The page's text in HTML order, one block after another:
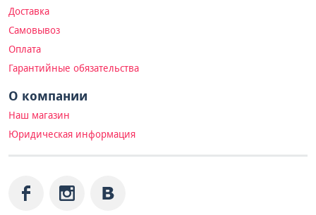
Доставка
Самовывоз
Оплата
Гарантийные обязательства
О компании
Наш магазин
Юридическая информация